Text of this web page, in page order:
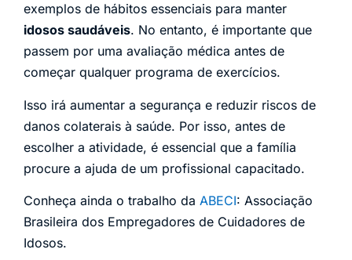
exemplos de hábitos essenciais para manter
idosos saudáveis. No entanto, é importante que
passem por uma avaliação médica antes de
começar qualquer programa de exercícios.
Isso irá aumentar a segurança e reduzir riscos de
danos colaterais à saúde. Por isso, antes de
escolher a atividade, é essencial que a família
procure a ajuda de um profissional capacitado.
Conheça ainda o trabalho da ABECI: Associação
Brasileira dos Empregadores de Cuidadores de
Idosos.